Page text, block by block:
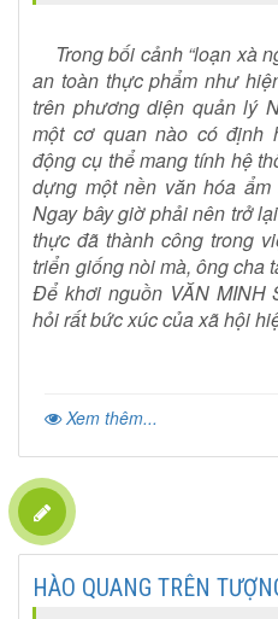
Trong bối cảnh “loạn xà
an toàn thực phẩm như
trên phương diện quản lý
một cơ quan nào có định
động cụ thể mang tính hệ
dựng một nền văn hóa
Ngay bây giờ phải nên trở
thực đã thành công trong
triển giống nòi mà, ông cha
Để khơi nguồn VĂN MINH
hỏi rất bức xúc của xã hội
Xem thêm...
HÀO QUANG TRÊN